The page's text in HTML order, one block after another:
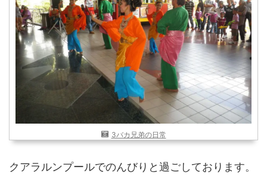
アフリカ
アジア
ヨーロッパ
中東
北・中南米
東南アジア
世界一周の準備
Web・ガジェット
スマホ・タブレット
PC・インターネット
AND OR
検索
3バカ兄弟の日常
クアラルンプールでのんびりと過ごしております。